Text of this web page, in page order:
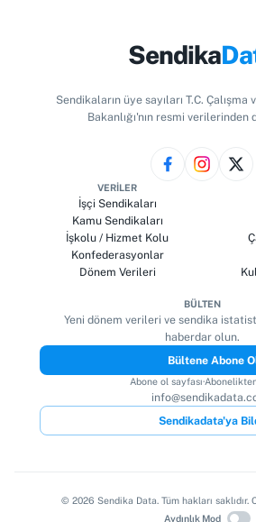
Sendika
Sendikaların üye sayıları T.C.
Bakanlığı'nın resmi verilerinden
VERILER
İşçi Sendikaları
Kamu Sendikaları
İşkolu / Hizmet Kolu
Konfederasyonlar
Dönem Verileri
BÜLTEN
Yeni dönem verileri ve sendika
haberdar olun.
Bültene Abone
Abone ol sayfası·
Sendikadata'ya
© 2026 Sendika Data. Tüm hakları saklıdır.
Aydınlık Mod